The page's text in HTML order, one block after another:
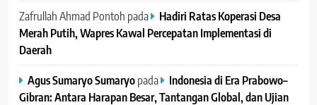
Zafrullah Ahmad Pontoh pada
Hadiri Ratas Koperasi Desa
Merah Putih, Wapres Kawal Percepatan Implementasi di
Daerah
Agus Sumaryo Sumaryopada
Indonesia di Era Prabowo–
Gibran: Antara Harapan Besar, Tantangan Global, dan Ujian